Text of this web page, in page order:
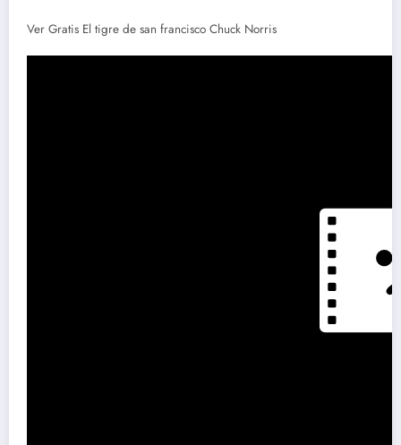
Ver Gratis El tigre de san francisco Chuck Norris